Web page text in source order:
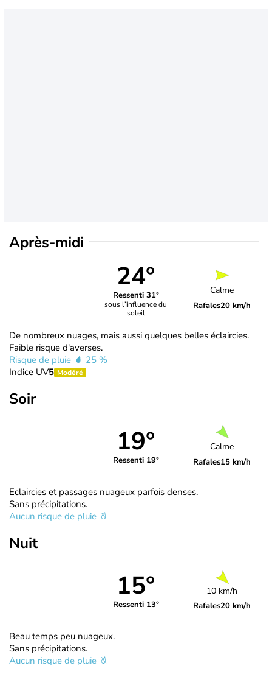
Après-midi
24°
Ressenti 31°
sous l’influence du
soleil
Calme
Rafales20 km/h
De nombreux nuages, mais aussi quelques belles éclaircies.
Faible risque d'averses.
Risque de pluie
25 %
Indice UV5 Modéré
Soir
19°
Ressenti 19°
Calme
Rafales15 km/h
Eclaircies et passages nuageux parfois denses.
Sans précipitations.
Aucun risque de pluie
Nuit
15°
Ressenti 13°
10 km/h
Rafales20 km/h
Beau temps peu nuageux.
Sans précipitations.
Aucun risque de pluie